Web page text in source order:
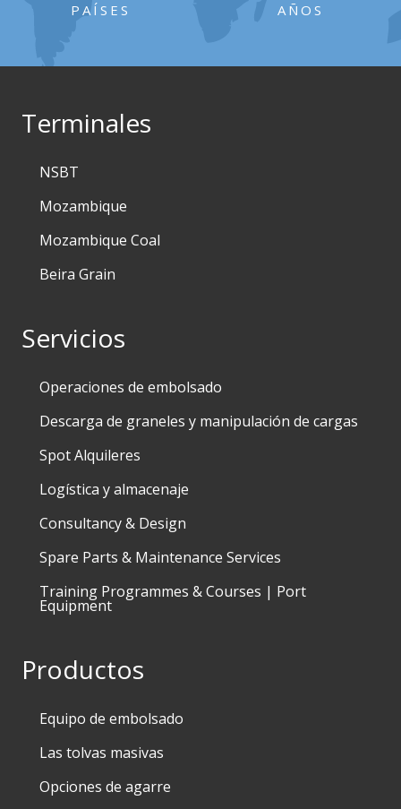
PAÍSES AÑOS
Terminales
NSBT
Mozambique
Mozambique Coal
Beira Grain
Servicios
Operaciones de embolsado
Descarga de graneles y manipulación de cargas
Spot Alquileres
Logística y almacenaje
Consultancy & Design
Spare Parts & Maintenance Services
Training Programmes & Courses | Port
Equipment
Productos
Equipo de embolsado
Las tolvas masivas
Opciones de agarre